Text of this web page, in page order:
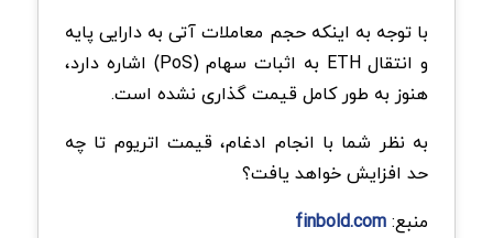
با توجه به اینکه حجم معاملات آتی به دارایی پایه
و انتقال ETH به اثبات سهام (PoS) اشاره دارد،
هنوز به طور کامل قیمت گذاری نشده است.
به نظر شما با انجام ادغام، قیمت اتریوم تا چه
حد افزایش خواهد یافت؟
منبع:finbold.com